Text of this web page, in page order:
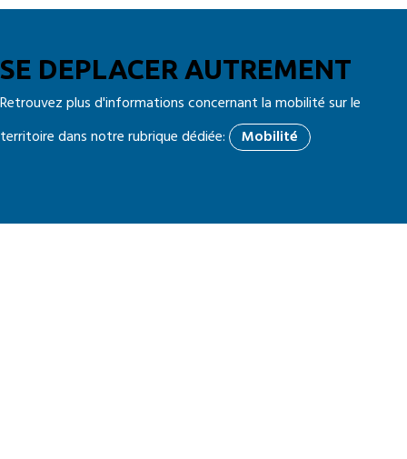
SE DEPLACER AUTREMENT
Retrouvez plus d'informations concernant la mobilité sur le
territoire dans notre rubrique dédiée:
Mobilité